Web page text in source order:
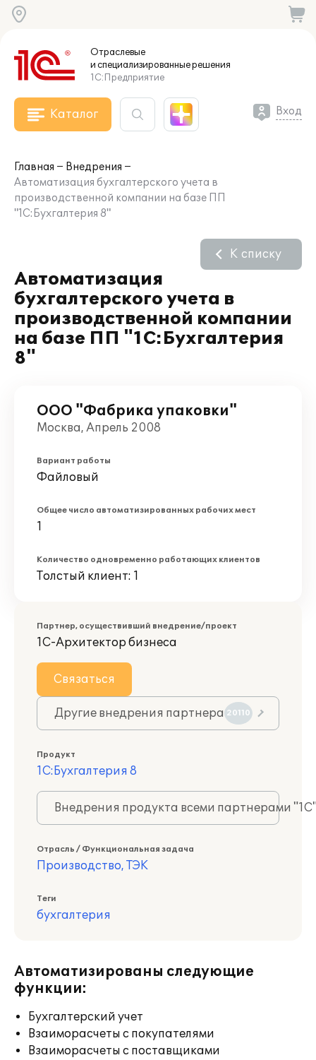
Отраслевые
и специализированныерешения
1С:Предприятие
Каталог Вход
Главная
Внедрения
Автоматизация бухгалтерского учета в
производственной компании на базе ПП
"1С:Бухгалтерия 8"
Автоматизация
бухгалтерского учета в
производственной компании
на базе ПП "1С:Бухгалтерия
8"
К списку
ООО "Фабрика упаковки"
Москва, Апрель 2008
Вариант работы
Файловый
Общее число автоматизированных рабочих мест
1
Количество одновременно работающих клиентов
Толстый клиент: 1
Партнер, осуществивший внедрение/проект
1С-Архитектор бизнеса
Связаться
Другие внедрения партнера 20110
Продукт
1С:Бухгалтерия 8
Внедрения продукта всеми партнерами
Отрасль / Функциональная задача
Производство, ТЭК
Теги
бухгалтерия
Автоматизированы следующие
функции:
Бухгалтерский учет
Взаиморасчеты с покупателями
Взаиморасчеты с поставщиками